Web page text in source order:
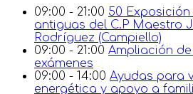
09:00 - 21:00 50
antiguas del C.P Maestro
Rodríguez (Campiello)
09:00 - 21:00 Ampliación
exámenes
09:00 - 14:00 Ayudas para
energética y apoyo a